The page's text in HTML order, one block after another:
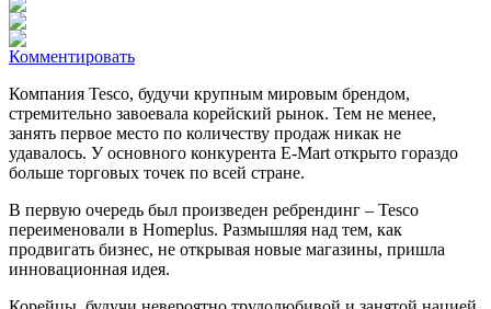
Комментировать
Компания Tesco, будучи крупным мировым брендом,
стремительно завоевала корейский рынок. Тем не менее,
занять первое место по количеству продаж никак не
удавалось. У основного конкурента E-Mart открыто гораздо
больше торговых точек по всей стране.
В первую очередь был произведен ребрендинг – Tesco
переименовали в Homeplus. Размышляя над тем, как
продвигать бизнес, не открывая новые магазины, пришла
инновационная идея.